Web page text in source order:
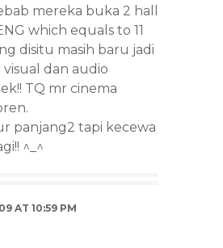
mereka buka 2 hall
which equals to 11
disitu masih baru jadi
dan audio
TQ mr cinema
panjang2 tapi kecewa
^_^
AT 10:59 PM